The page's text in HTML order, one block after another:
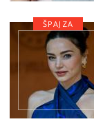
ŠPAJZA